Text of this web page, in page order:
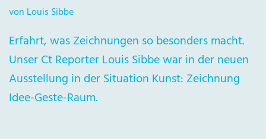
von Louis Sibbe
Erfahrt, was Zeichnungen so besonders macht.
Unser Ct Reporter Louis Sibbe war in der neuen
Ausstellung in der Situation Kunst: Zeichnung
Idee-Geste-Raum.